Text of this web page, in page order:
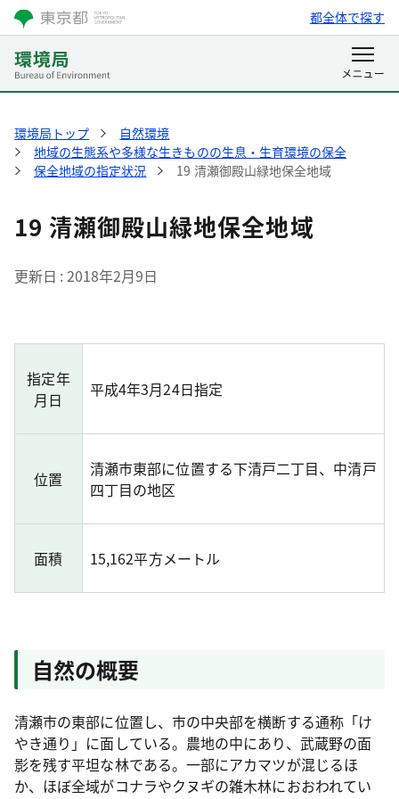
都全体で探す
環境局トップ
自然環境
地域の生態系や多様な生きものの生息・生育環境の保全
保全地域の指定状況
19 清瀬御殿山緑地保全地域
19 清瀬御殿山緑地保全地域
更新日 2018年2月9日
指定年
月日
平成4年3月24日指定
位置
清瀬市東部に位置する下清戸二丁目、中清戸
四丁目の地区
面積 15,162平方メートル
自然の概要
清瀬市の東部に位置し、市の中央部を横断する通称「け
やき通り」に面している。農地の中にあり、武蔵野の面
影を残す平坦な林である。一部にアカマツが混じるほ
か、ほぼ全域がコナラやクヌギの雑木林におおわれてい